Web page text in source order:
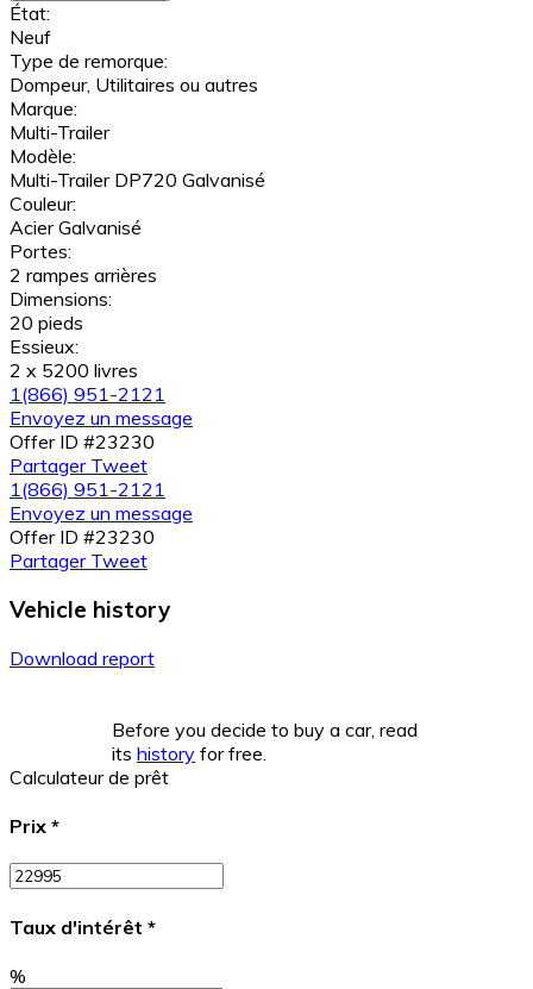
État:
Neuf
Type de remorque:
Dompeur, Utilitaires ou autres
Marque:
Multi-Trailer
Modèle:
Multi-Trailer DP720 Galvanisé
Couleur:
Acier Galvanisé
Portes:
2 rampes arrières
Dimensions:
20 pieds
Essieux:
2 x 5200 livres
1(866) 951-2121
Envoyez un message
Offer ID #23230
Partager Tweet
1(866) 951-2121
Envoyez un message
Offer ID #23230
Partager Tweet
Vehicle history
Download report
Before you decide to buy a car, read
its history for free.
Calculateur de prêt
Prix *
Taux d'intérêt *
%